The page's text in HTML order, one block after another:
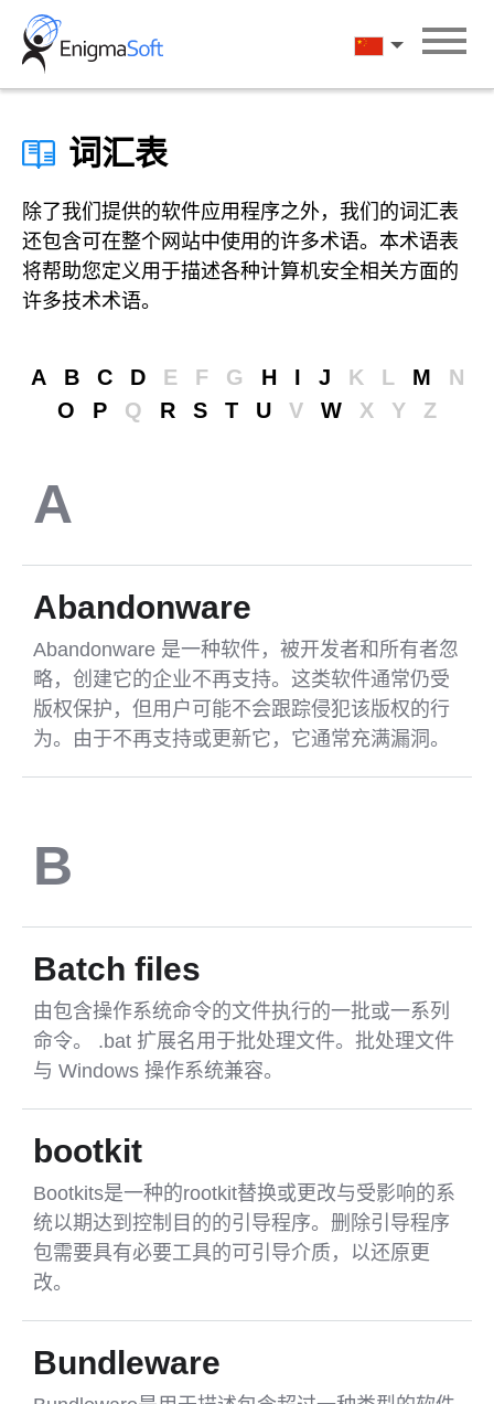
Skip
content
汉语
词汇表
除了我们提供的软件应用程序之外，我们的词汇表
还包含可在整个网站中使用的许多术语。本术语表
将帮助您定义用于描述各种计算机安全相关方面的
许多技术术语。
A B C D E F G H I J K L M
N
O
P Q R S T U V W X Y Z
A
Abandonware
Abandonware 是一种软件，被开发者和所有者忽
略，创建它的企业不再支持。这类软件通常仍受
版权保护，但用户可能不会跟踪侵犯该版权的行
为。由于不再支持或更新它，它通常充满漏洞。
B
Batch files
由包含操作系统命令的文件执行的一批或一系列
命令。 .bat 扩展名用于批处理文件。批处理文件
与 Windows 操作系统兼容。
bootkit
Bootkits是一种的rootkit替换或更改与受影响的系
统以期达到控制目的的引导程序。删除引导程序
包需要具有必要工具的可引导介质，以还原更
改。
Bundleware